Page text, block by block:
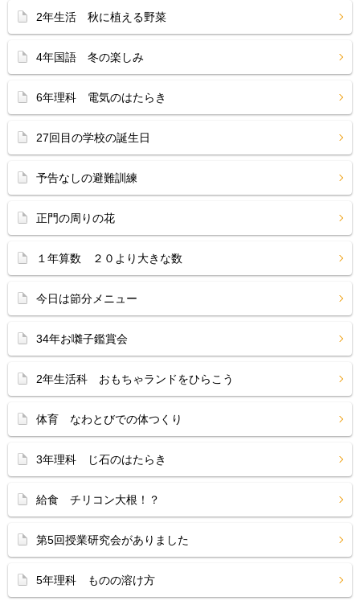
2年生活 秋に植える野菜
4年国語 冬の楽しみ
6年理科 電気のはたらき
27回目の学校の誕生日
予告なしの避難訓練
正門の周りの花
１年算数 ２０より大きな数
今日は節分メニュー
34年お囃子鑑賞会
2年生活科 おもちゃランドをひらこう
体育 なわとびでの体つくり
3年理科 じ石のはたらき
給食 チリコン大根！？
第5回授業研究会がありました
5年理科 ものの溶け方